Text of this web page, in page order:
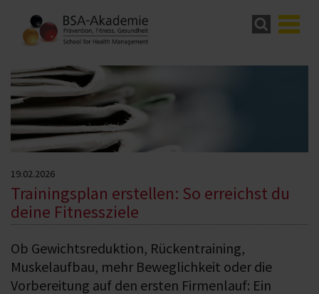
19.02.2026
Trainingsplan erstellen: So erreichst du
deine Fitnessziele
Ob Gewichtsreduktion, Rückentraining,
Muskelaufbau, mehr Beweglichkeit oder die
Vorbereitung auf den ersten Firmenlauf: Ein